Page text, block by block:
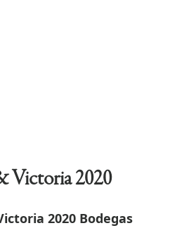
Victoria 2020
2020 Bodegas